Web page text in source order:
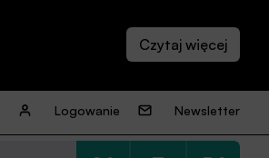
Logowanie Newsletter